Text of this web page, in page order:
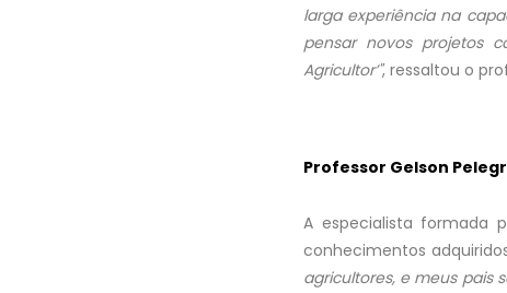
larga experiência na
pensar novos projetos
Agricultor’", ressaltou o
Professor Gelson
A especialista formada
conhecimentos
agricultores, e meus pais